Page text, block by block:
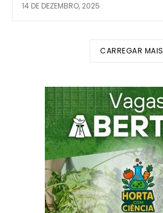
14 DE DEZEMBRO, 2025
CARREGAR MAIS